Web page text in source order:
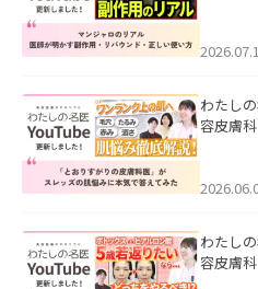
た。
わたし
容皮膚
わたし
容皮膚